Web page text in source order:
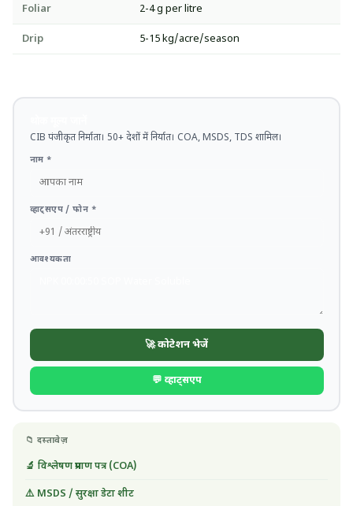
Foliar 2-4 g per litre
Drip 5-15 kg/acre/season
CIB पंजीकृत निर्माता। 50+ देशों में निर्यात। COA, MSDS, TDS शामिल।
नाम *
व्हाट्सएप / फोन *
आवश्यकता
🚀 कोटेशन भेजें
💬 व्हाट्सएप
📁 दस्तावेज़
🔬 विश्लेषण प्रमाण पत्र (COA)
⚠️ MSDS / सुरक्षा डेटा शीट